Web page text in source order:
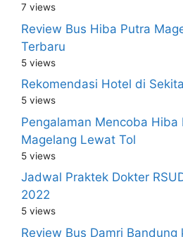
7 views
Review Bus Hiba Putra
Terbaru
5 views
Rekomendasi Hotel di
5 views
Pengalaman Mencoba Hiba
Magelang Lewat Tol
5 views
Jadwal Praktek Dokter
2022
5 views
Review Bus Damri Bandung